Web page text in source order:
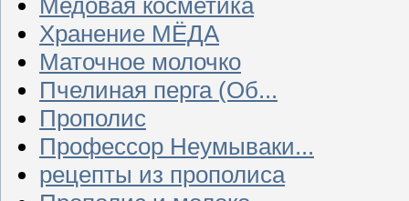
Хранение МЁДА
Маточное молочко
Пчелиная перга (Об...
Прополис
Профессор Неумываки...
рецепты из прополиса